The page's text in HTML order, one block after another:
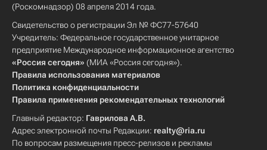
(Роскомнадзор) 08 апреля 2014 года.
Свидетельство о регистрации Эл № ФС77-57640
Учредитель: Федеральное государственное унитарное
предприятие Международное информационное агентство
«Россия сегодня» (МИА «Россия сегодня»).
Правила использования материалов
Политика конфиденциальности
Правила применения рекомендательных технологий
Главный редактор: Гаврилова А.В.
Адрес электронной почты Редакции: realty@ria.ru
По вопросам размещения пресс-релизов и рекламы